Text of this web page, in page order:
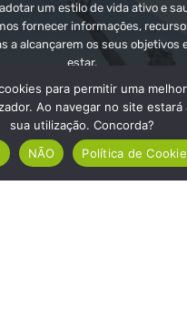
um estilo de vida ativo e
fornecer informações,
a alcançarem os seus objetivos
estar.
nos:info@correrporprazer.com
para permitir uma
Ao navegar no site estará
sua utilização. Concorda?
NÃO Política de